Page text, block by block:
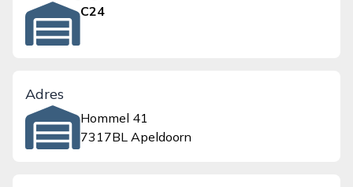
C24
Adres
Hommel 41
7317BL Apeldoorn